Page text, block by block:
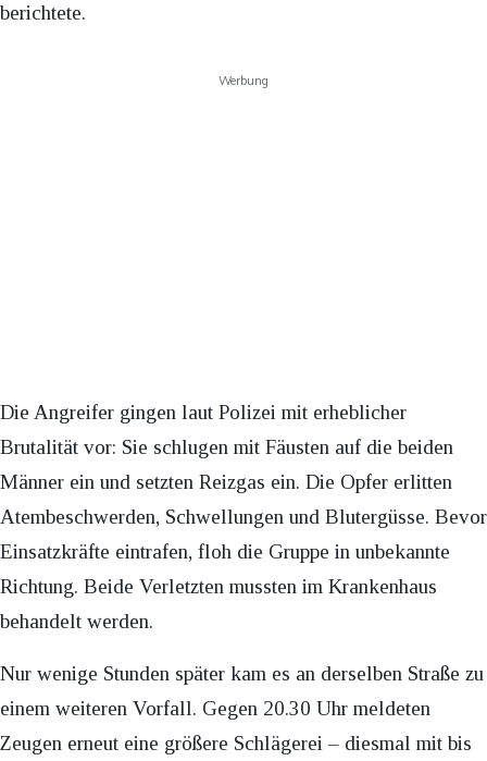
berichtete.
Werbung
Die Angreifer gingen laut Polizei mit erheblicher
Brutalität vor: Sie schlugen mit Fäusten auf die beiden
Männer ein und setzten Reizgas ein. Die Opfer erlitten
Atembeschwerden, Schwellungen und Blutergüsse. Bevor
Einsatzkräfte eintrafen, floh die Gruppe in unbekannte
Richtung. Beide Verletzten mussten im Krankenhaus
behandelt werden.
Nur wenige Stunden später kam es an derselben Straße zu
einem weiteren Vorfall. Gegen 20.30 Uhr meldeten
Zeugen erneut eine größere Schlägerei – diesmal mit bis